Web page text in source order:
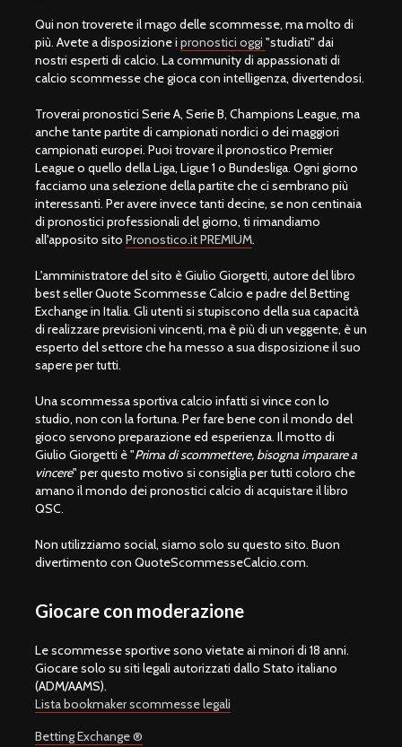
Qui non troverete il mago delle scommesse, ma molto di
più. Avete a disposizione i pronostici oggi "studiati" dai
nostri esperti di calcio. La community di appassionati di
calcio scommesse che gioca con intelligenza, divertendosi.
Troverai pronostici Serie A, Serie B, Champions League, ma
anche tante partite di campionati nordici o dei maggiori
campionati europei. Puoi trovare il pronostico Premier
League o quello della Liga, Ligue 1 o Bundesliga. Ogni giorno
facciamo una selezione della partite che ci sembrano più
interessanti. Per avere invece tanti decine, se non centinaia
di pronostici professionali del giorno, ti rimandiamo
all'apposito sito Pronostico.it PREMIUM.
L'amministratore del sito è Giulio Giorgetti, autore del libro
best seller Quote Scommesse Calcio e padre del Betting
Exchange in Italia. Gli utenti si stupiscono della sua capacità
di realizzare previsioni vincenti, ma è più di un veggente, è un
esperto del settore che ha messo a sua disposizione il suo
sapere per tutti.
Una scommessa sportiva calcio infatti si vince con lo
studio, non con la fortuna. Per fare bene con il mondo del
gioco servono preparazione ed esperienza. Il motto di
Giulio Giorgetti è "Prima di scommettere, bisogna imparare a
vincere" per questo motivo si consiglia per tutti coloro che
amano il mondo dei pronostici calcio di acquistare il libro
QSC.
Non utilizziamo social, siamo solo su questo sito. Buon
divertimento con QuoteScommesseCalcio.com.
Giocare con moderazione
Le scommesse sportive sono vietate ai minori di 18 anni.
Giocare solo su siti legali autorizzati dallo Stato italiano
(ADM/AAMS).
Lista bookmaker scommesse legali
Betting Exchange ®